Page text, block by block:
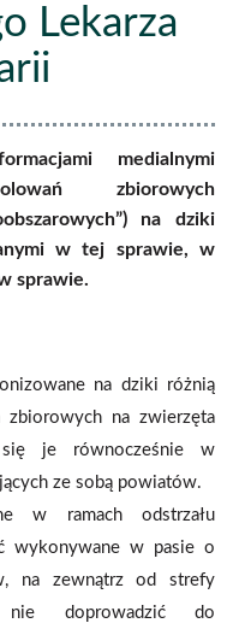
Lekarza
medialnymi
zbiorowych
na dziki
w tej sprawie, w
sprawie.
na dziki różnią
na zwierzęta
je równocześnie w
ze sobą powiatów.
w ramach odstrzału
wykonywane w pasie o
na zewnątrz od strefy
doprowadzić do